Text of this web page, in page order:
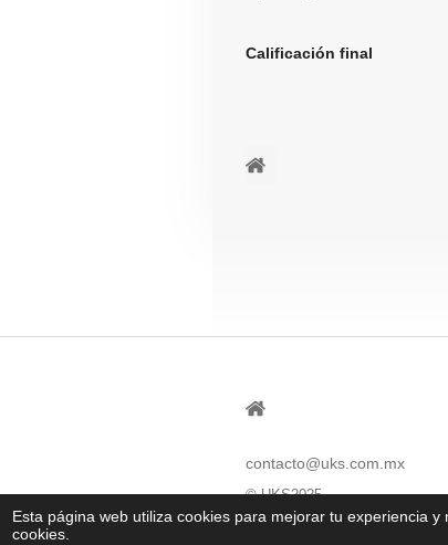
Esta página web utiliza cookies para mejorar tu experiencia
cookies.
Calificación
⠀ㅤ
⠀
contacto@uks.com.mx
© UKS2025